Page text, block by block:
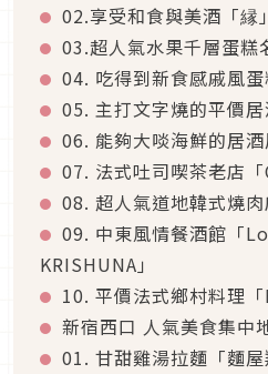
02.享受和食與美酒「縁」
03.超人氣水果千層蛋糕
04. 吃得到新食感戚風
05. 主打文字燒的平價居
06. 能夠大啖海鮮的居酒
07. 法式吐司喫茶老店「
08. 超人氣道地韓式燒
09. 中東風情餐酒館「
KRISHUNA」
10. 平價法式鄉村料理
新宿西口 人氣美食集中
01. 甘甜雞湯拉麵「麵屋